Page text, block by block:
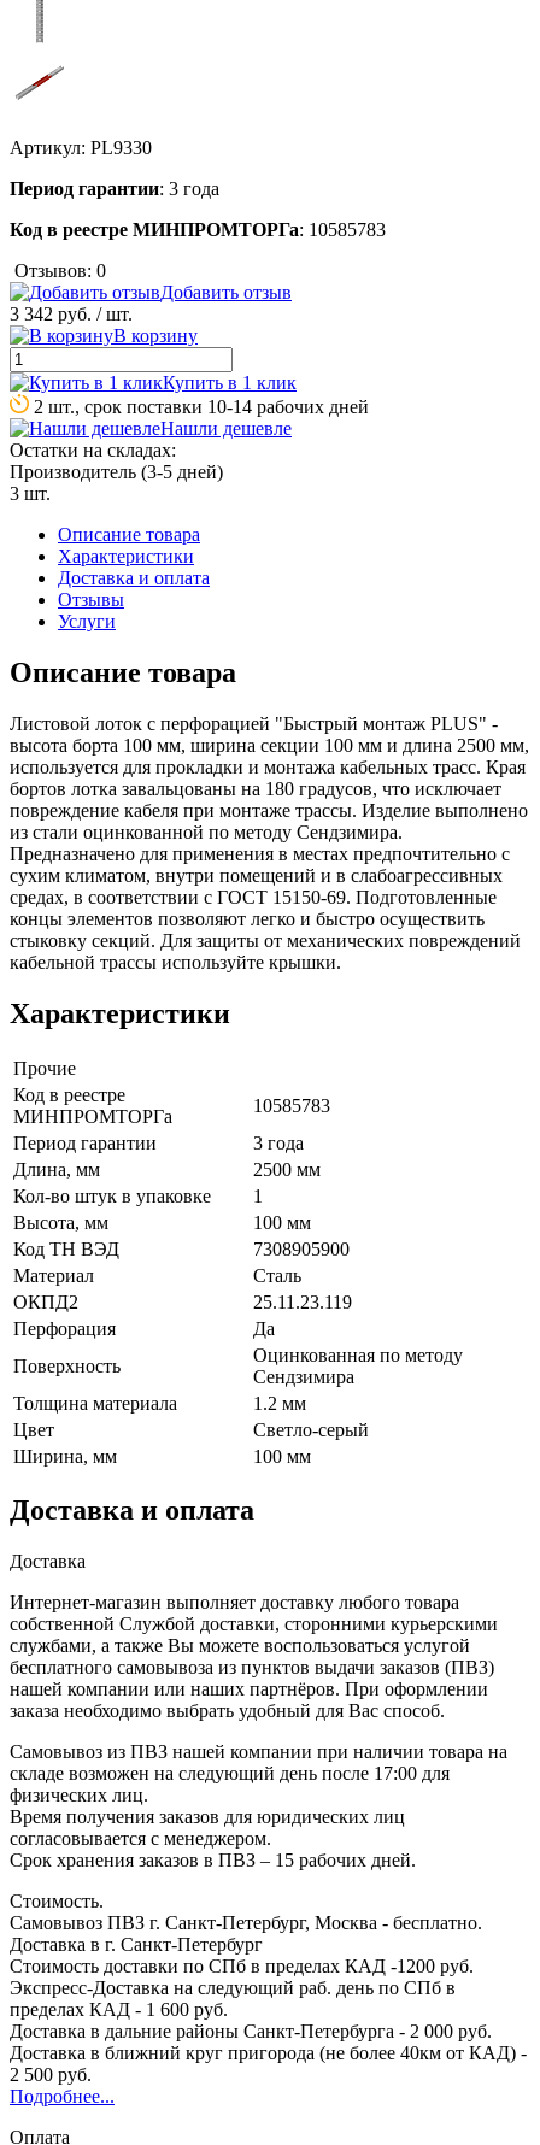
Артикул: PL9330
Период гарантии: 3 года
Код в реестре МИНПРОМТОРГа: 10585783
Отзывов: 0
Добавить отзыв
3 342 руб. / шт.
В корзину
Купить в 1 клик
2 шт., срок поставки 10-14 рабочих дней
Нашли дешевле
Остатки на складах:
Производитель (3-5 дней)
3 шт.
Описание товара
Характеристики
Доставка и оплата
Отзывы
Услуги
Описание товара
Листовой лоток с перфорацией "Быстрый монтаж PLUS" -
высота борта 100 мм, ширина секции 100 мм и длина 2500 мм,
используется для прокладки и монтажа кабельных трасс. Края
бортов лотка завальцованы на 180 градусов, что исключает
повреждение кабеля при монтаже трассы. Изделие выполнено
из стали оцинкованной по методу Сендзимира.
Предназначено для применения в местах предпочтительно с
сухим климатом, внутри помещений и в слабоагрессивных
средах, в соответствии с ГОСТ 15150-69. Подготовленные
концы элементов позволяют легко и быстро осуществить
стыковку секций. Для защиты от механических повреждений
кабельной трассы используйте крышки.
Характеристики
Прочие
Код в реестре
МИНПРОМТОРГа
10585783
Период гарантии
3 года
Длина, мм
2500 мм
Кол-во штук в упаковке
1
Высота, мм
100 мм
Код ТН ВЭД
7308905900
Материал
Сталь
ОКПД2
25.11.23.119
Перфорация
Да
Поверхность
Оцинкованная по методу
Сендзимира
Толщина материала
1.2 мм
Цвет
Светло-серый
Ширина, мм
100 мм
Доставка и оплата
Доставка
Интернет-магазин выполняет доставку любого товара
собственной Службой доставки, сторонними курьерскими
службами, а также Вы можете воспользоваться услугой
бесплатного самовывоза из пунктов выдачи заказов (ПВЗ)
нашей компании или наших партнёров. При оформлении
заказа необходимо выбрать удобный для Вас способ.
Самовывоз из ПВЗ нашей компании при наличии товара на
складе возможен на следующий день после 17:00 для
физических лиц.
Время получения заказов для юридических лиц
согласовывается с менеджером.
Срок хранения заказов в ПВЗ – 15 рабочих дней.
Стоимость.
Самовывоз ПВЗ г. Санкт-Петербург, Москва - бесплатно.
Доставка в г. Санкт-Петербург
Стоимость доставки по СПб в пределах КАД -1200 руб.
Экспресс-Доставка на следующий раб. день по СПб в
пределах КАД - 1 600 руб.
Доставка в дальние районы Санкт-Петербурга - 2 000 руб.
Доставка в ближний круг пригорода (не более 40км от КАД) -
2 500 руб.
Подробнее...
Оплата